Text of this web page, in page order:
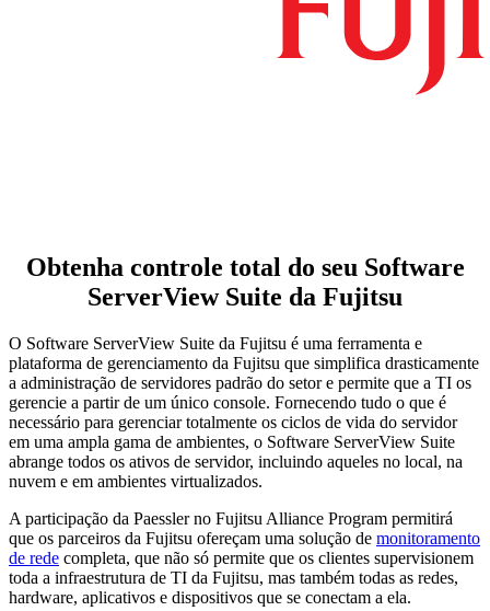
Obtenha controle total do seu Software
ServerView Suite da Fujitsu
O Software ServerView Suite da Fujitsu é uma ferramenta e
plataforma de gerenciamento da Fujitsu que simplifica drasticamente
a administração de servidores padrão do setor e permite que a TI os
gerencie a partir de um único console. Fornecendo tudo o que é
necessário para gerenciar totalmente os ciclos de vida do servidor
em uma ampla gama de ambientes, o Software ServerView Suite
abrange todos os ativos de servidor, incluindo aqueles no local, na
nuvem e em ambientes virtualizados.
A participação da Paessler no Fujitsu Alliance Program permitirá
que os parceiros da Fujitsu ofereçam uma solução de monitoramento
de rede completa, que não só permite que os clientes supervisionem
toda a infraestrutura de TI da Fujitsu, mas também todas as redes,
hardware, aplicativos e dispositivos que se conectam a ela.